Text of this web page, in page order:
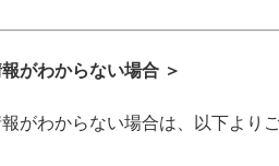
がわからない場合 ＞
がわからない場合は、以下より